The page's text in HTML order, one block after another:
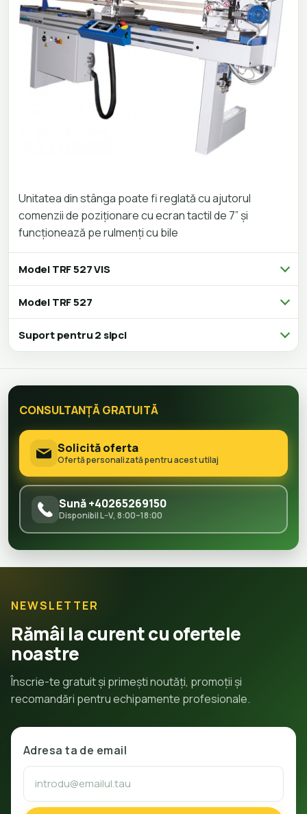
Unitatea din stânga poate fi reglată cu ajutorul
comenzii de poziționare cu ecran tactil de 7” și
funcționează pe rulmenți cu bile
Model TRF 527 VIS
Model TRF 527
Suport pentru 2 sipci
CONSULTANȚĂ GRATUITĂ
Solicită oferta
Ofertă personalizată pentru acest utilaj
Sună +40265269150
Disponibil L–V, 8:00–18:00
NEWSLETTER
Rămâi la curent cu ofertele
noastre
Înscrie-te gratuit și primești noutăți, promoții și
recomandări pentru echipamente profesionale.
Adresa ta de email